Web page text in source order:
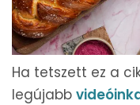
Ha tetszett ez a
legújabb